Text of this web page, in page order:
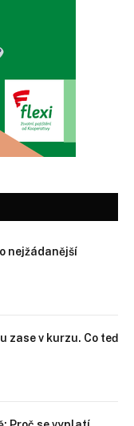
nejžádanější
zase v kurzu. Co teď